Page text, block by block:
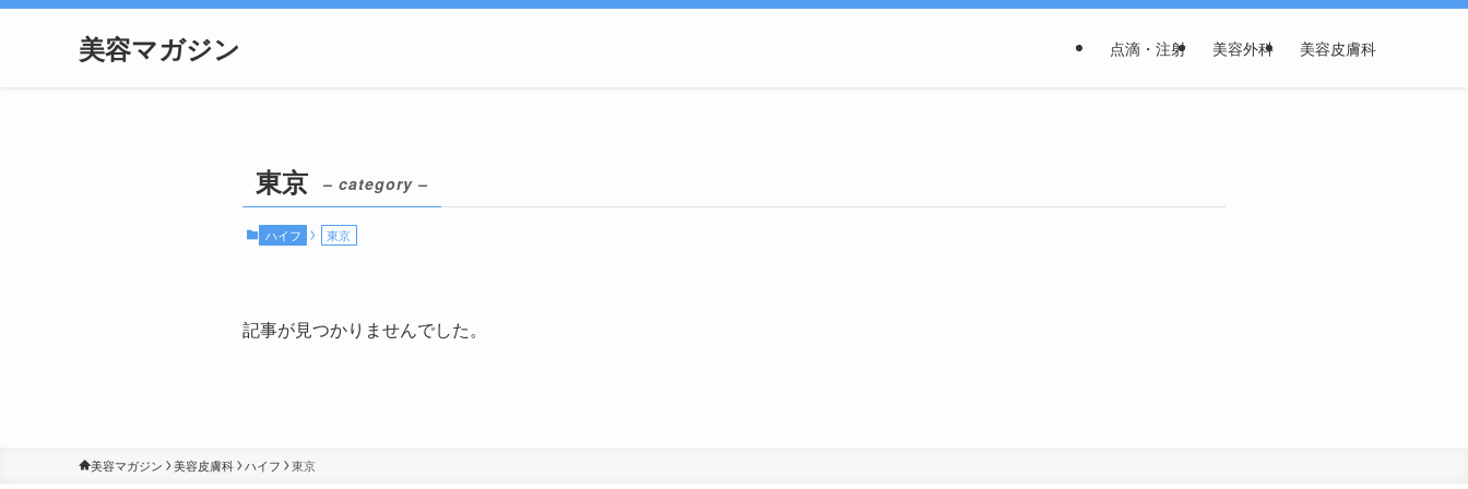
美容マガジン 点滴・注射 美容外科 美容皮膚科
東京 – category –
ハイフ 東京
記事が見つかりませんでした。
美容マガジン 美容皮膚科 ハイフ 東京